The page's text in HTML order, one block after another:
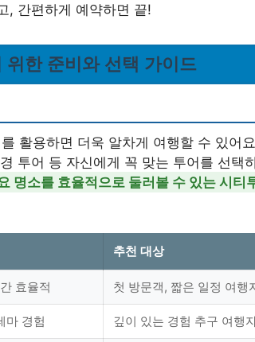
, 간편하게 예약하면 끝!
한 준비와 선택 가이드
활용하면 더욱 알차게 여행할 수 있어
투어 등 자신에게 꼭 맞는 투어를 선택
명소를 효율적으로 둘러볼 수 있는 시티
추천 대상
효율적 첫 방문객, 짧은 일정 여행
마 경험 깊이 있는 경험 추구 여행